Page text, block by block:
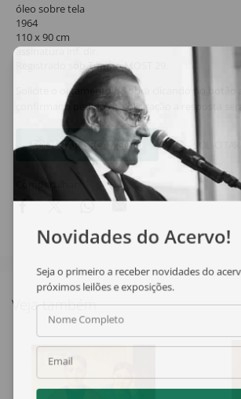
óleo sobre tela
1964
110 x 90 cm
assinatura inf. dir.
Registrado sob Tombo MOST 29.
Solicite o orçamento da obra clicando no botão
confirmar o pedido de solicitação a resposta
SOLICITAR ORÇAMENTO
Veja também
Novidades do Acervo!
Seja o primeiro a receber novidades do
próximos leilões e exposições.
Nome Completo
Email